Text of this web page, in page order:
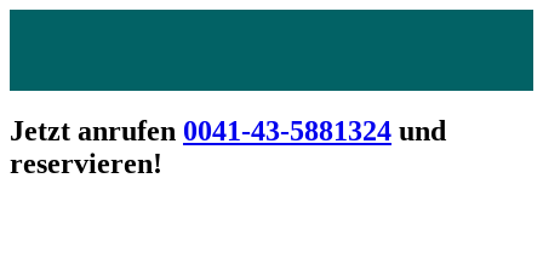
Jetzt anrufen 0041-43-5881324 und
reservieren!